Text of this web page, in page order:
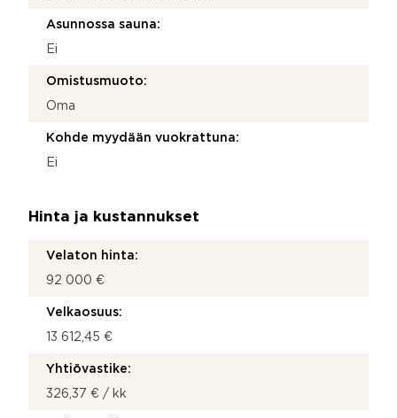
Asunnossa sauna:
Ei
Omistusmuoto:
Oma
Kohde myydään vuokrattuna:
Ei
Hinta ja kustannukset
Velaton hinta:
92 000 €
Velkaosuus:
13 612,45 €
Yhtiövastike:
326,37 € / kk